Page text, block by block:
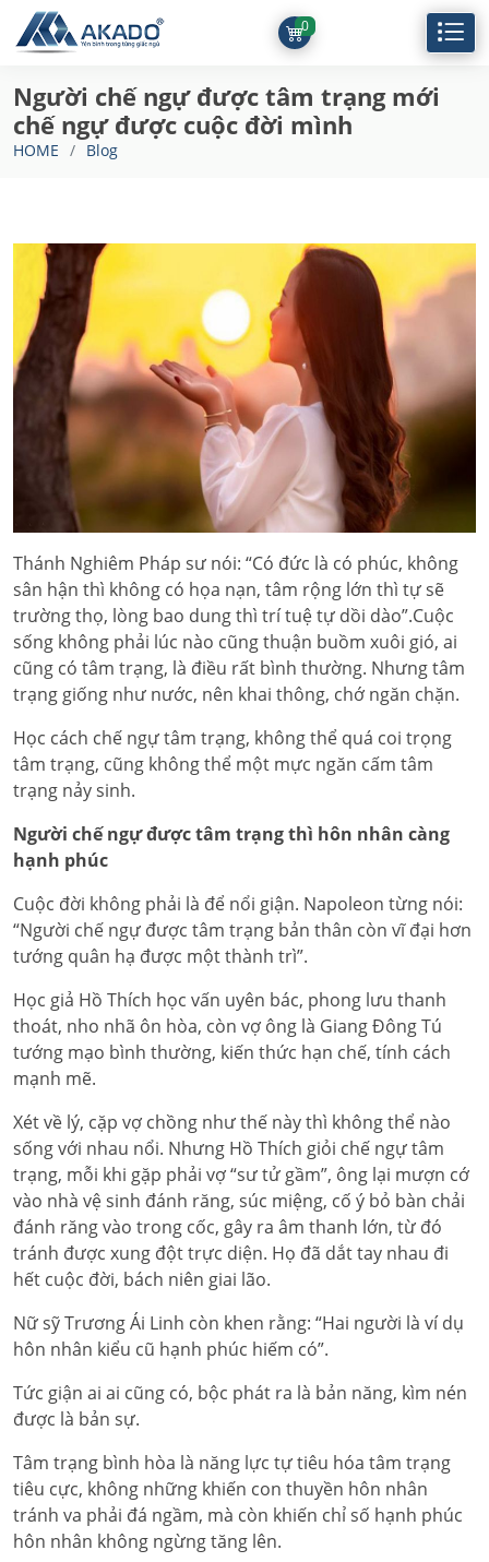
0
Người chế ngự được tâm trạng mới
chế ngự được cuộc đời mình
HOME Blog
Thánh Nghiêm Pháp sư nói: “Có đức là có phúc, không
sân hận thì không có họa nạn, tâm rộng lớn thì tự sẽ
trường thọ, lòng bao dung thì trí tuệ tự dồi dào”.Cuộc
sống không phải lúc nào cũng thuận buồm xuôi gió, ai
cũng có tâm trạng, là điều rất bình thường. Nhưng tâm
trạng giống như nước, nên khai thông, chớ ngăn chặn.
Học cách chế ngự tâm trạng, không thể quá coi trọng
tâm trạng, cũng không thể một mực ngăn cấm tâm
trạng nảy sinh.
Người chế ngự được tâm trạng thì hôn nhân càng
hạnh phúc
Cuộc đời không phải là để nổi giận. Napoleon từng nói:
“Người chế ngự được tâm trạng bản thân còn vĩ đại hơn
tướng quân hạ được một thành trì”.
Học giả Hồ Thích học vấn uyên bác, phong lưu thanh
thoát, nho nhã ôn hòa, còn vợ ông là Giang Đông Tú
tướng mạo bình thường, kiến thức hạn chế, tính cách
mạnh mẽ.
Xét về lý, cặp vợ chồng như thế này thì không thể nào
sống với nhau nổi. Nhưng Hồ Thích giỏi chế ngự tâm
trạng, mỗi khi gặp phải vợ “sư tử gầm”, ông lại mượn cớ
vào nhà vệ sinh đánh răng, súc miệng, cố ý bỏ bàn chải
đánh răng vào trong cốc, gây ra âm thanh lớn, từ đó
tránh được xung đột trực diện. Họ đã dắt tay nhau đi
hết cuộc đời, bách niên giai lão.
Nữ sỹ Trương Ái Linh còn khen rằng: “Hai người là ví dụ
hôn nhân kiểu cũ hạnh phúc hiếm có”.
Tức giận ai ai cũng có, bộc phát ra là bản năng, kìm nén
được là bản sự.
Tâm trạng bình hòa là năng lực tự tiêu hóa tâm trạng
tiêu cực, không những khiến con thuyền hôn nhân
tránh va phải đá ngầm, mà còn khiến chỉ số hạnh phúc
hôn nhân không ngừng tăng lên.